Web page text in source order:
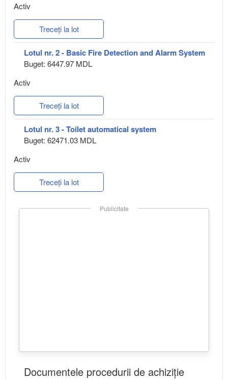
Activ
Treceți la lot
Lotul nr. 2 - Basic Fire Detection and Alarm System
Buget: 6447.97 MDL
Activ
Treceți la lot
Lotul nr. 3 - Toilet automatical system
Buget: 62471.03 MDL
Activ
Treceți la lot
Publicitate
Documentele procedurii de achiziție